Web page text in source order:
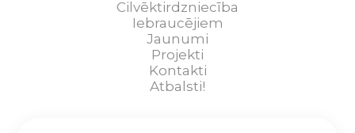
Cilvēktirdzniecība
Iebraucējiem
Jaunumi
Projekti
Kontakti
Atbalsti!